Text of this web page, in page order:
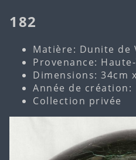
182
Matière: Dunite de
Provenance:
Dimensions: 34cm
Année de création:
Collection privée